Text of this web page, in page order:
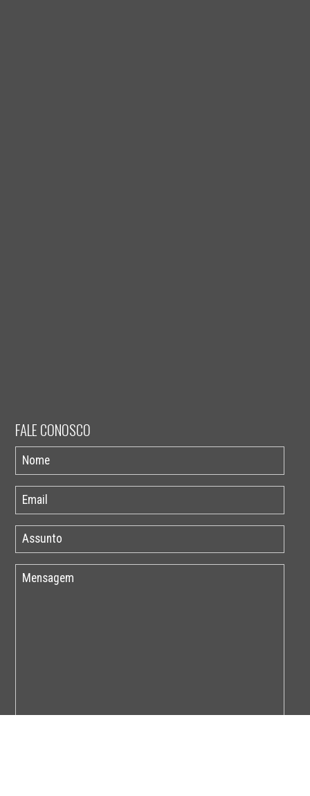
FALE CONOSCO